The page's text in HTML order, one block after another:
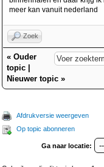
meer kan vanuit nederland
Zoek
« Ouder
topic
Nieuwer topic »
Afdrukversie weergeven
Op topic abonneren
Ga naar locatie: